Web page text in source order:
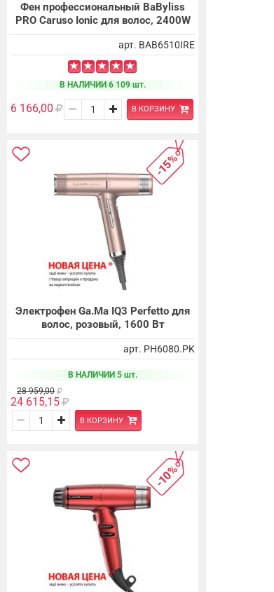
Фен профессиональный BaByliss
PRO Caruso Ionic для волос, 2400W
арт. BAB6510IRE
В НАЛИЧИИ 6 109 шт.
6 166,00 В КОРЗИНУ
-15%
Электрофен Ga.Ma IQ3 Perfetto для
волос, розовый, 1600 Вт
арт. PH6080.PK
В НАЛИЧИИ 5 шт.
28 959,00
24 615,15
В КОРЗИНУ
-10%